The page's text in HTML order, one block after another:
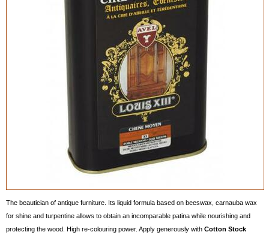
The beautician of antique furniture. Its liquid formula based on beeswax, carnauba wax
for shine and turpentine allows to obtain an incomparable patina while nourishing and
protecting the wood. High re-colouring power. Apply generously with Cotton Stock